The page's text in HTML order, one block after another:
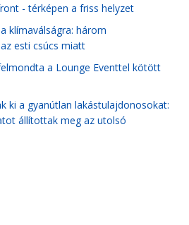
- térképen a friss helyzet
klímaválságra: három
esti csúcs miatt
a Lounge Eventtel kötött
ki a gyanútlan lakástulajdonosokat:
állítottak meg az utolsó